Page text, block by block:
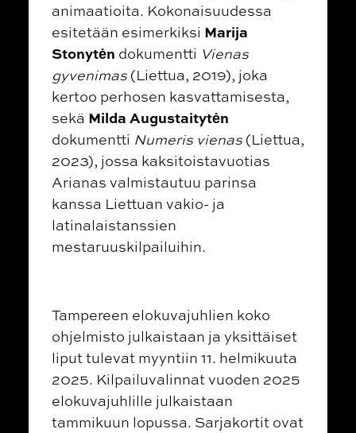
animaatioita. Kokonaisuudessa
esitetään esimerkiksi Marija
Stonytėn dokumentti Vienas
gyvenimas (Liettua, 2019), joka
kertoo perhosen kasvattamisesta,
sekä Milda Augustaitytėn
dokumentti Numeris vienas (Liettua,
2023), jossa kaksitoistavuotias
Arianas valmistautuu parinsa
kanssa Liettuan vakio- ja
latinalaistanssien
mestaruuskilpailuihin.
Tampereen elokuvajuhlien koko
ohjelmisto julkaistaan ja yksittäiset
liput tulevat myyntiin 11. helmikuuta
2025. Kilpailuvalinnat vuoden 2025
elokuvajuhlille julkaistaan
tammikuun lopussa. Sarjakortit ovat